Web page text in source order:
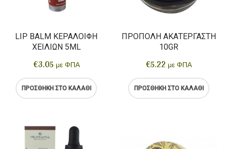
LIP BALM ΚΕΡΑΛΟΙΦΉ
ΧΕΙΛΙΏΝ 5ML
€3.05 με ΦΠΑ
ΠΡΟΣΘΉΚΗ ΣΤΟ ΚΑΛΆΘΙ
ΠΡΌΠΟΛΗ ΑΚΑΤΈΡΓΑΣΤΗ
10GR
€5.22 με ΦΠΑ
ΠΡΟΣΘΉΚΗ ΣΤΟ ΚΑΛΆΘΙ